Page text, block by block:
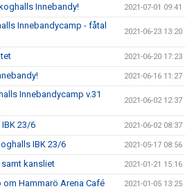
Innebandy! 2021-07-01 09:41
Innebandycamp - fåtal
2021-06-23 13:20
2021-06-20 17:23
2021-06-16 11:27
Innebandycamp v.31
2021-06-02 12:37
23/6 2021-06-02 08:37
IBK 23/6 2021-05-17 08:56
kansliet 2021-01-21 15:16
Hammarö Arena Café 2021-01-05 13:25